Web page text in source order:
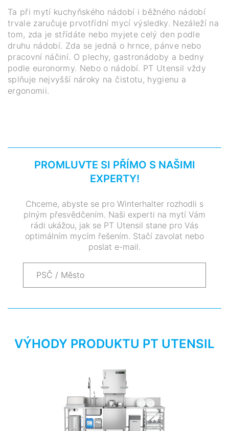
Ta při mytí kuchyňského nádobí i běžného nádobí
trvale zaručuje prvotřídní mycí výsledky. Nezáleží na
tom, zda je střídáte nebo myjete celý den podle
druhu nádobí. Zda se jedná o hrnce, pánve nebo
pracovní náčiní. O plechy, gastronádoby a bedny
podle euronormy. Nebo o nádobí. PT Utensil vždy
splňuje nejvyšší nároky na čistotu, hygienu a
ergonomii.
PROMLUVTE SI PŘÍMO S NAŠIMI
EXPERTY!
Chceme, abyste se pro Winterhalter rozhodli s
plným přesvědčením. Naši experti na mytí Vám
rádi ukážou, jak se PT Utensil stane pro Vás
optimálním mycím řešením. Stačí zavolat nebo
poslat e-mail.
VÝHODY PRODUKTU PT UTENSIL